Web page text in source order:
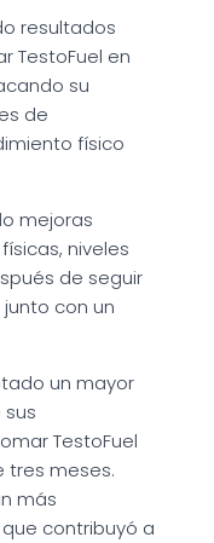
resultados
TestoFuel en
su
de
físico
mejoras
niveles
de seguir
con un
un mayor
TestoFuel
tres meses.
más
contribuyó a